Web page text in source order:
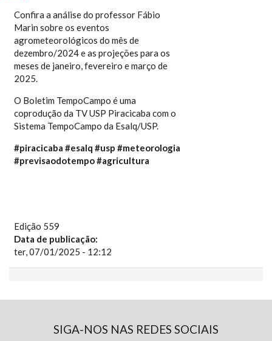
Confira a análise do professor Fábio
Marin sobre os eventos
agrometeorológicos do mês de
dezembro/2024 e as projeções para os
meses de janeiro, fevereiro e março de
2025.
O Boletim TempoCampo é uma
coprodução da TV USP Piracicaba com o
Sistema TempoCampo da Esalq/USP.
#piracicaba #esalq #usp #meteorologia
#previsaodotempo#agricultura
Edição 559
Data de publicação:
ter, 07/01/2025 - 12:12
SIGA-NOS NAS REDES SOCIAIS